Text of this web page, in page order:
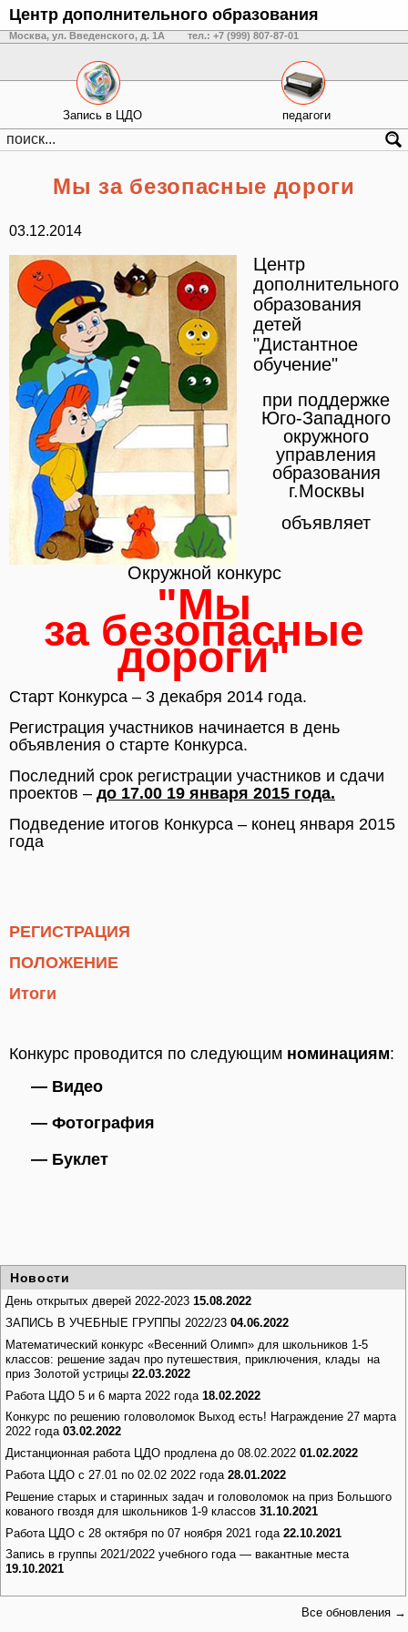
Центр дополнительного образования
Москва, ул. Введенского, д. 1А тел.: +7 (999) 807-87-01
Запись в ЦДО педагоги
Мы за безопасные дороги
03.12.2014
Центр
дополнительного
образования
детей
"Дистантное
обучение"
при поддержке
Юго-Западного
окружного
управления
образования
г.Москвы
объявляет
Окружной конкурс
"Мы
за безопасные
дороги"
Старт Конкурса – 3 декабря 2014 года.
Регистрация участников начинается в день
объявления о старте Конкурса.
Последний срок регистрации участников и сдачи
проектов – до 17.00 19 января 2015 года.
Подведение итогов Конкурса – конец января 2015
года
РЕГИСТРАЦИЯ
ПОЛОЖЕНИЕ
Итоги
Конкурс проводится по следующим номинациям:
— Видео
— Фотография
— Буклет
Новости
День открытых дверей 2022-2023 15.08.2022
ЗАПИСЬ В УЧЕБНЫЕ ГРУППЫ 2022/23 04.06.2022
Математический конкурс «Весенний Олимп» для школьников 1-5
классов: решение задач про путешествия, приключения, клады на
приз Золотой устрицы 22.03.2022
Работа ЦДО 5 и 6 марта 2022 года 18.02.2022
Конкурс по решению головоломок Выход есть! Награждение 27 марта
2022 года 03.02.2022
Дистанционная работа ЦДО продлена до 08.02.2022 01.02.2022
Работа ЦДО с 27.01 по 02.02 2022 года 28.01.2022
Решение старых и старинных задач и головоломок на приз Большого
кованого гвоздя для школьников 1-9 классов 31.10.2021
Работа ЦДО с 28 октября по 07 ноября 2021 года 22.10.2021
Запись в группы 2021/2022 учебного года — вакантные места
19.10.2021
Все обновления →